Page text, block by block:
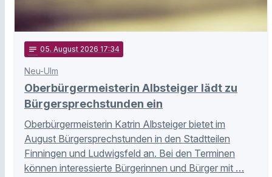
notes 05. August 2026 17:34
Neu-Ulm
Oberbürgermeisterin Albsteiger lädt zu
Bürgersprechstunden ein
Oberbürgermeisterin Katrin Albsteiger bietet im
August Bürgersprechstunden in den Stadtteilen
Finningen und Ludwigsfeld an. Bei den Terminen
können interessierte Bürgerinnen und Bürger mit …